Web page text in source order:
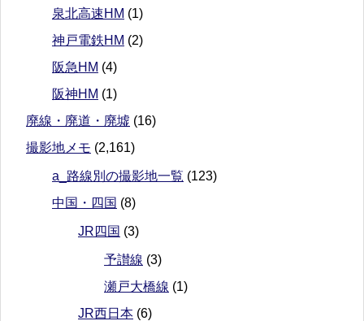
泉北高速HM (1)
神戸電鉄HM (2)
阪急HM (4)
阪神HM (1)
廃線・廃道・廃墟 (16)
撮影地メモ (2,161)
a_路線別の撮影地一覧 (123)
中国・四国 (8)
JR四国 (3)
予讃線 (3)
瀬戸大橋線 (1)
JR西日本 (6)